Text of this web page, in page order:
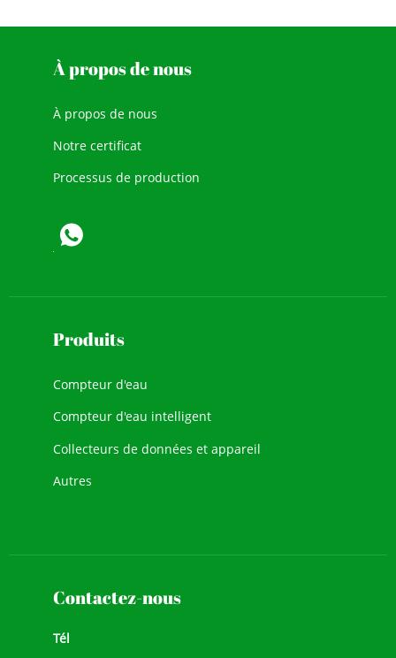
À propos de nous
À propos de nous
Notre certificat
Processus de production
Produits
Compteur d'eau
Compteur d'eau intelligent
Collecteurs de données et appareil
Autres
Contactez-nous
Tél